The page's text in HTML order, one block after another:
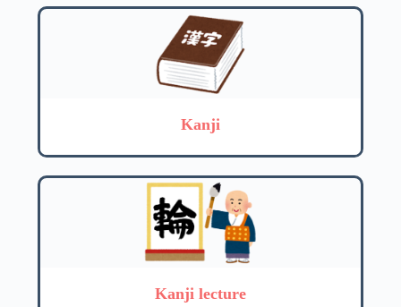
Kanji
Kanji lecture